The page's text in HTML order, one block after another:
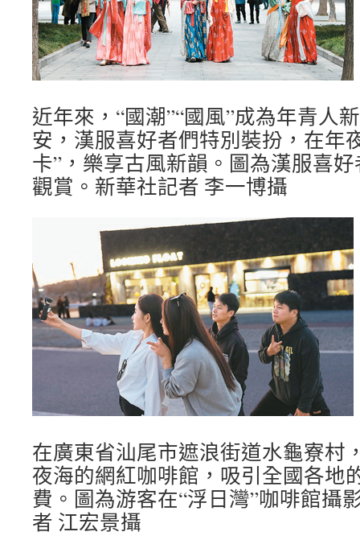
近年來，“國潮”“國風”成為年青人
安，漢服喜好者們特別裝扮，在年
卡”，樂享古風新韻。圖為漢服喜
觀賞。新華社記者 李一博攝
在廣東省汕尾市遮浪街道水龜寮村
夜海的網紅咖啡館，吸引全國各地
費。圖為游客在“浮日灣”咖啡館攝
者 江宏景攝